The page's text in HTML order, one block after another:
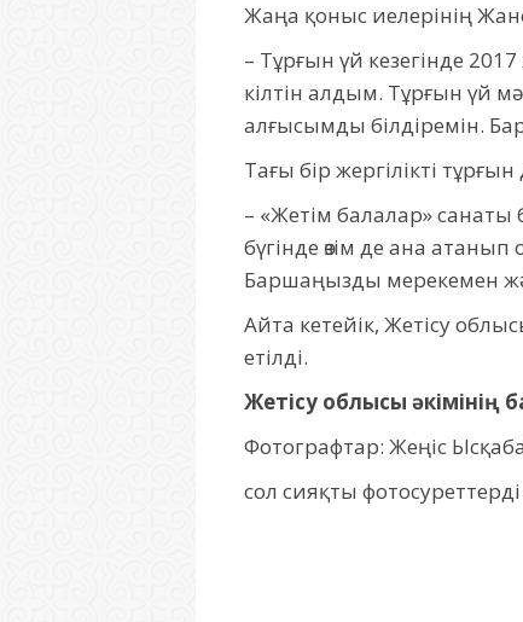
Жаңа қоныс иелерінің
– Тұрғын үй кезегінде 2017
кілтін алдым. Тұрғын үй
алғысымды білдіремін.
Тағы бір жергілікті
– «Жетім балалар»
бүгінде өзім де ана
Баршаңызды мерекемен
Айта кетейік, Жетісу
етілді.
Жетісу облысы әкімінің
Фотографтар: Жеңіс
сол сияқты